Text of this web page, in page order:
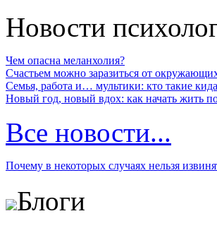
Новости
Чем опасна меланхолия?
Счастьем можно заразиться от
Семья, работа и… мультики: кто такие
Новый год, новый вдох: как начать жить
Все новости...
Почему в некоторых случаях нельзя
Блоги